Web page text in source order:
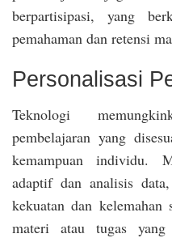
berpartisipasi, yang
pemahaman dan retensi
Personalisasi
Teknologi
pembelajaran yang
kemampuan individu.
adaptif dan analisis
kekuatan dan kelemahan
materi atau tugas